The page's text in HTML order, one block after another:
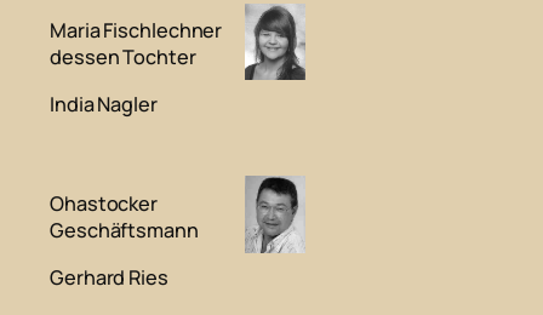
Maria Fischlechner
dessen Tochter
India Nagler
Ohastocker
Geschäftsmann
Gerhard Ries